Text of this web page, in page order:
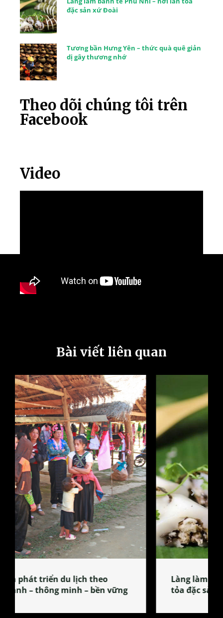
đặc sản xứ Đoài
Tương bần Hưng Yên – thức quà quê giản
dị gây thương nhớ
Theo dõi chúng tôi trên
Facebook
Video
Bài viết liên quan
Làng làm bánh tẻ Phú Nhi – nơi lan
tỏa đặc sản xứ Đoài